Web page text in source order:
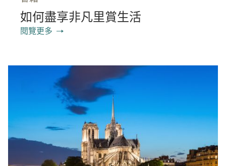
如何盡享非凡里賞生活
閱覽更多